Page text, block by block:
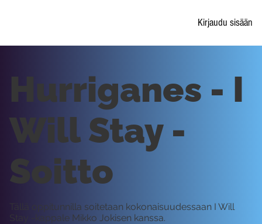
Kirjaudu sisään
Hurriganes - I
Will Stay -
Soitto
Tällä oppitunnilla soitetaan kokonaisuudessaan I Will
Stay -kappale Mikko Jokisen kanssa.